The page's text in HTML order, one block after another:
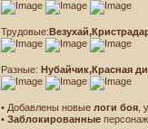
Трудовые:
Разные: Нубайчик,Красная
• Добавлены новые логи боя ,
• Заблокированные